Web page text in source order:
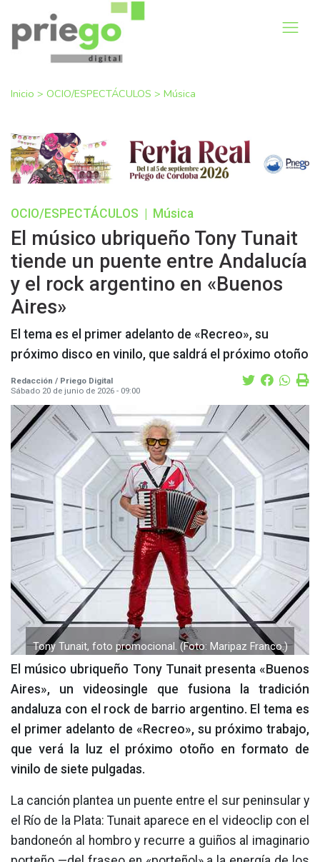
Inicio > OCIO/ESPECTÁCULOS > Música
OCIO/ESPECTÁCULOS Música
El músico ubriqueño Tony Tunait
tiende un puente entre Andalucía
y el rock argentino en «Buenos
Aires»
El tema es el primer adelanto de «Recreo», su
próximo disco en vinilo, que saldrá el próximo otoño
Redacción / Priego Digital
Sábado 20 de junio de 2026 - 09:00
Tony Tunait, foto promocional. (Foto: Maripaz Franco.)
El músico ubriqueño Tony Tunait presenta «Buenos
Aires», un videosingle que fusiona la tradición
andaluza con el rock de barrio argentino. El tema es
el primer adelanto de «Recreo», su próximo trabajo,
que verá la luz el próximo otoño en formato de
vinilo de siete pulgadas.
La canción plantea un puente entre el sur peninsular y
el Río de la Plata: Tunait aparece en el videoclip con el
bandoneón al hombro y recurre a guiños al imaginario